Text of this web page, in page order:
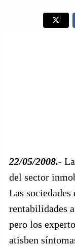
22/05/2008.-
del sector
Las
rentabilidades
pero los
atisben